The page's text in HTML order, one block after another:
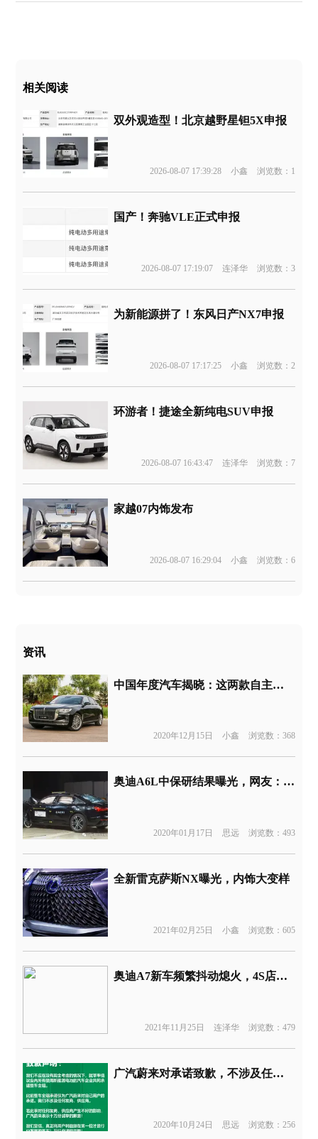
相关阅读
双外观造型！北京越野星钽5X申报
2026-08-07 17:39:28 小鑫 浏览数：1
国产！奔驰VLE正式申报
2026-08-07 17:19:07 连泽华 浏览数：3
为新能源拼了！东风日产NX7申报
2026-08-07 17:17:25 小鑫 浏览数：2
环游者！捷途全新纯电SUV申报
2026-08-07 16:43:47 连泽华 浏览数：7
家越07内饰发布
2026-08-07 16:29:04 小鑫 浏览数：6
资讯
中国年度汽车揭晓：这两款自主车型拿下年度大奖
2020年12月15日 小鑫 浏览数：368
奥迪A6L中保研结果曝光，网友：不是一个班怎么考？
2020年01月17日 思远 浏览数：493
全新雷克萨斯NX曝光，内饰大变样
2021年02月25日 小鑫 浏览数：605
奥迪A7新车频繁抖动熄火，4S店：要拆零件
2021年11月25日 连泽华 浏览数：479
广汽蔚来对承诺致歉，不涉及任何友商和供应商
2020年10月24日 思远 浏览数：256